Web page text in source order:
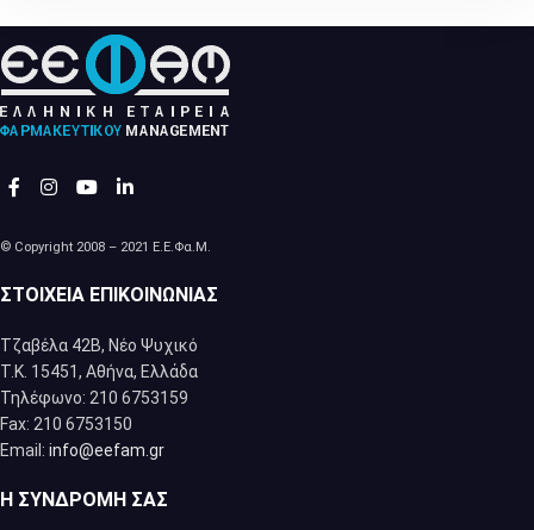
© Copyright 2008 – 2021 Ε.Ε.Φα.Μ.
ΣΤΟΙΧΕΊΑ ΕΠΙΚΟΙΝΩΝΊΑΣ
Τζαβέλα 42Β, Νέο Ψυχικό
Τ.Κ. 15451, Αθήνα, Eλλάδα
Τηλέφωνο: 210 6753159
Fax: 210 6753150
Email: info@eefam.gr
Η ΣΥΝΔΡΟΜΉ ΣΑΣ